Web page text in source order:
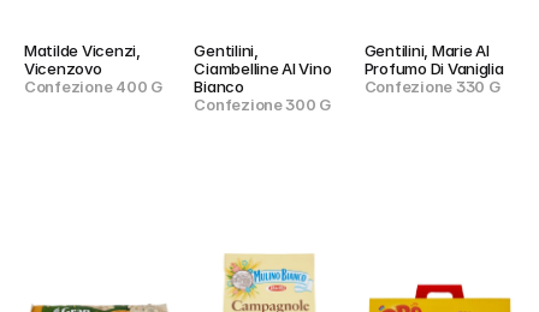
Matilde Vicenzi,
Vicenzovo
Confezione 400 G
Gentilini,
Ciambelline Al Vino
Bianco
Confezione 300 G
Gentilini, Marie Al
Profumo Di Vaniglia
Confezione 330 G